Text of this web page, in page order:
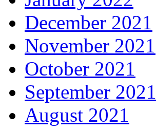
December 2021
November 2021
October 2021
September 2021
August 2021